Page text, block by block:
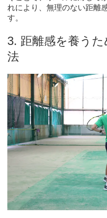
れにより、無理のない距離
す。
3. 距離感を養う
法